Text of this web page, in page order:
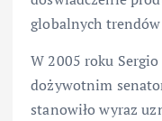
globalnych
W 2005 roku
dożywotnim
stanowiło wyraz